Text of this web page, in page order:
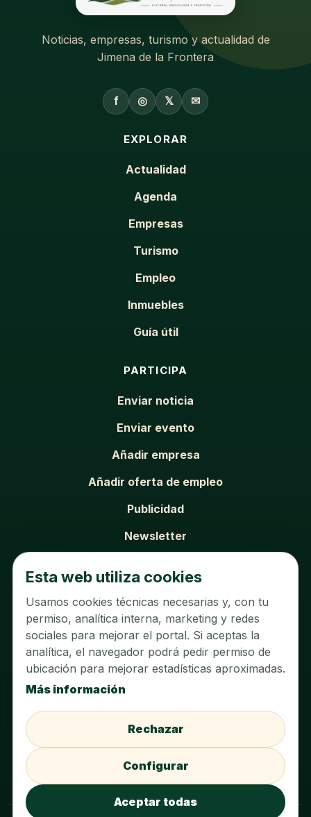
Noticias, empresas, turismo y actualidad de
Jimena de la Frontera
f ◎ 𝕏 ✉
EXPLORAR
Actualidad
Agenda
Empresas
Turismo
Empleo
Inmuebles
Guía útil
PARTICIPA
Enviar noticia
Enviar evento
Añadir empresa
Añadir oferta de empleo
Publicidad
Newsletter
SOBRE EL PORTAL
Sobre nosotros
Contacto
Aviso legal
Política de privacidad
Política de cookies
Acceder al panel
Esta web utiliza cookies
Usamos cookies técnicas necesarias y, con tu
permiso, analítica interna, marketing y redes
sociales para mejorar el portal. Si aceptas la
analítica, el navegador podrá pedir permiso de
ubicación para mejorar estadísticas aproximadas.
Más información
Rechazar
Configurar
Aceptar todas